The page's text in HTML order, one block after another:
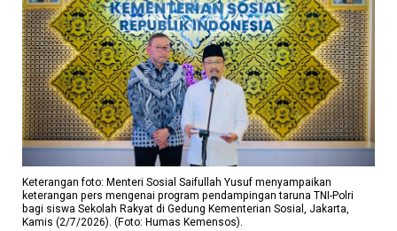
Keterangan foto: Menteri Sosial Saifullah Yusuf menyampaikan
keterangan pers mengenai program pendampingan taruna TNI-Polri
bagi siswa Sekolah Rakyat di Gedung Kementerian Sosial, Jakarta,
Kamis (2/7/2026). (Foto: Humas Kemensos).